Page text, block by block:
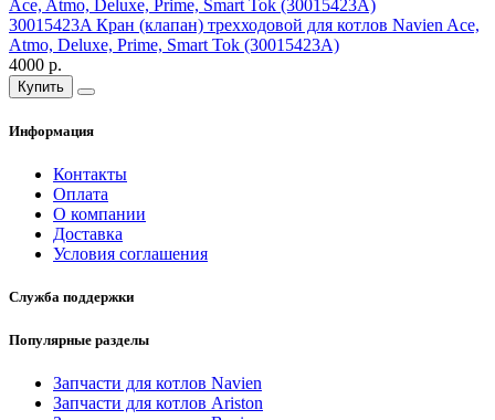
30015423A Кран (клапан) трехходовой для котлов Navien Ace,
Atmo, Deluxe, Prime, Smart Tok (30015423A)
4000 р.
Купить
Информация
Контакты
Оплата
О компании
Доставка
Условия соглашения
Служба поддержки
Популярные разделы
Запчасти для котлов Navien
Запчасти для котлов Ariston